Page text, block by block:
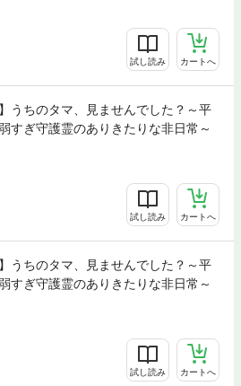
試し読み カートへ
】うちのタマ、見ませんでした？～平
すぎ守護霊のありきたりな非日常～
試し読み カートへ
】うちのタマ、見ませんでした？～平
すぎ守護霊のありきたりな非日常～
試し読み カートへ